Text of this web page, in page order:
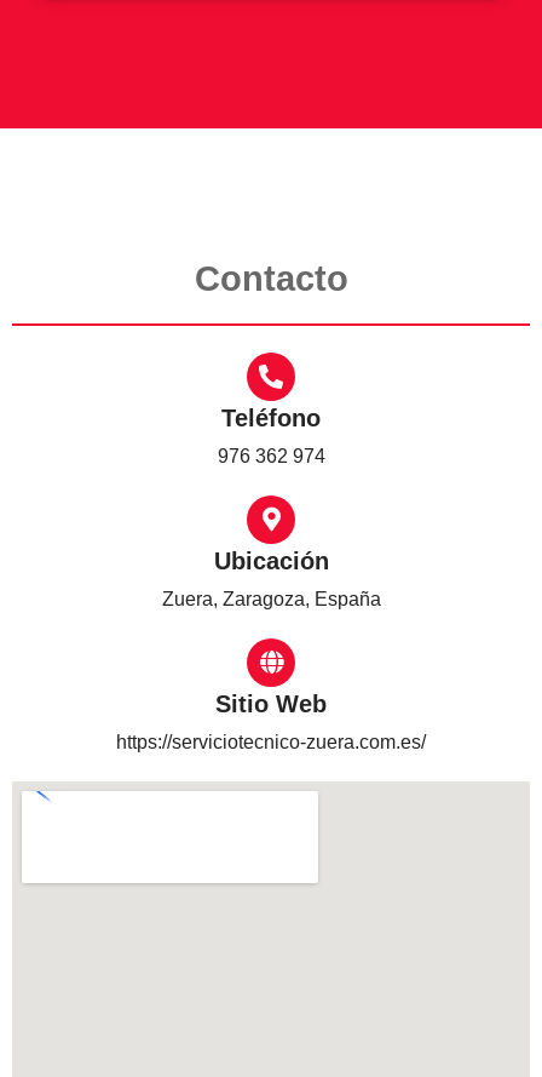
Contacto
Teléfono
976 362 974
Ubicación
Zuera, Zaragoza, España
Sitio Web
https://serviciotecnico-zuera.com.es/